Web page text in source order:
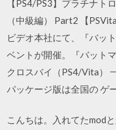
【PS4/PS3】プラチナト
（中級編） Part2 【
ビデオ本社にて、『バッ
ベントが開催。『バット
クロスバイ（PS4/Vita）
パッケージ版は全国の ゲ
こんちは。入れてたmod